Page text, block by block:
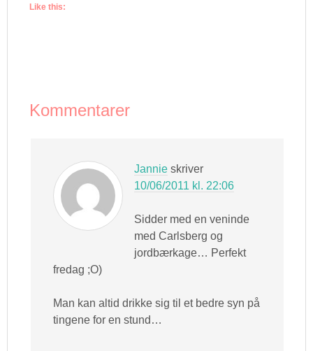
Like this:
Kommentarer
Jannie skriver
10/06/2011 kl. 22:06
Sidder med en veninde
med Carlsberg og
jordbærkage… Perfekt
fredag ;O)
Man kan altid drikke sig til et bedre syn på
tingene for en stund…